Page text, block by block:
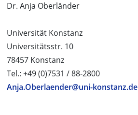
Dr. Anja Oberländer
Universität Konstanz
Universitätsstr. 10
78457 Konstanz
Tel.: +49 (0)7531 / 88-2800
Anja.Oberlaender@uni-konstanz.de